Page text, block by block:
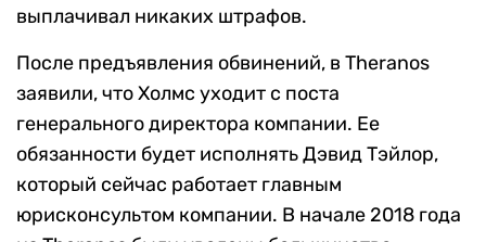
выплачивал никаких штрафов.
После предъявления обвинений, в Theranos
заявили, что Холмс уходит с поста
генерального директора компании. Ее
обязанности будет исполнять Дэвид Тэйлор,
который сейчас работает главным
юрисконсультом компании. В начале 2018 года